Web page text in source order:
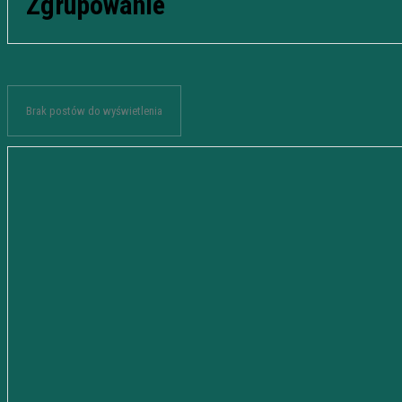
Brak postów do wyświetlenia